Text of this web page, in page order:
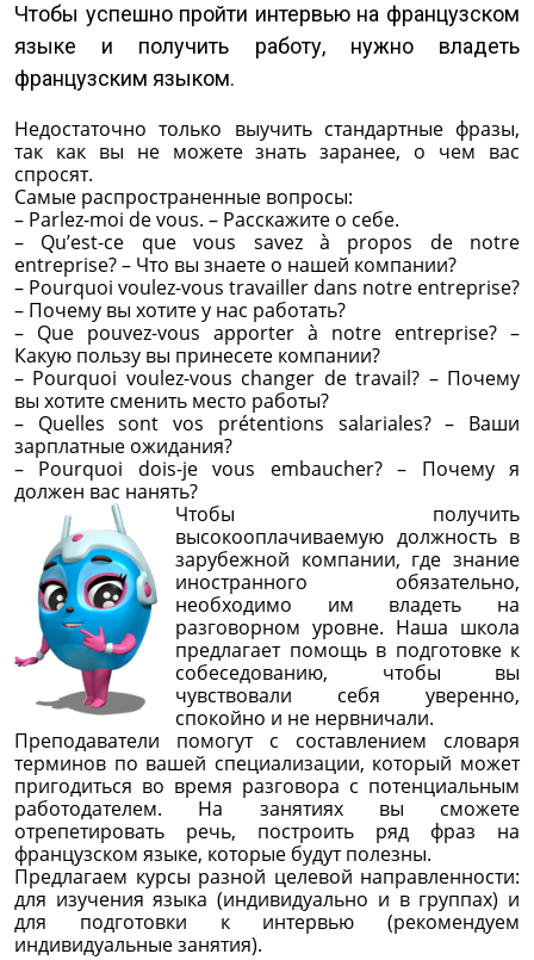
Чтобы успешно пройти интервью на французском
языке и получить работу, нужно владеть
французским языком.
Недостаточно только выучить стандартные фразы,
так как вы не можете знать заранее, о чем вас
спросят.
Самые распространенные вопросы:
– Parlez-moi de vous. – Расскажите о себе.
– Qu’est-ce que vous savez à propos de notre
entreprise? – Что вы знаете о нашей компании?
– Pourquoi voulez-vous travailler dans notre entreprise?
– Почему вы хотите у нас работать?
– Que pouvez-vous apporter à notre entreprise? –
Какую пользу вы принесете компании?
– Pourquoi voulez-vous changer de travail? – Почему
вы хотите сменить место работы?
– Quelles sont vos prétentions salariales? – Ваши
зарплатные ожидания?
– Pourquoi dois-je vous embaucher? – Почему я
должен вас нанять?
Чтобы получить
высокооплачиваемую должность в
зарубежной компании, где знание
иностранного обязательно,
необходимо им владеть на
разговорном уровне. Наша школа
предлагает помощь в подготовке к
собеседованию, чтобы вы
чувствовали себя уверенно,
спокойно и не нервничали.
Преподаватели помогут с составлением словаря
терминов по вашей специализации, который может
пригодиться во время разговора с потенциальным
работодателем. На занятиях вы сможете
отрепетировать речь, построить ряд фраз на
французском языке, которые будут полезны.
Предлагаем курсы разной целевой направленности:
для изучения языка (индивидуально и в группах) и
для подготовки к интервью (рекомендуем
индивидуальные занятия).